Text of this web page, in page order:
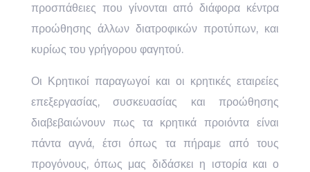
προσπάθειες που γίνονται από διάφορα κέντρα
προώθησης άλλων διατροφικών προτύπων, και
κυρίως του γρήγορου φαγητού.
Οι Κρητικοί παραγωγοί και οι κρητικές εταιρείες
επεξεργασίας, συσκευασίας και προώθησης
διαβεβαιώνουν πως τα κρητικά προιόντα είναι
πάντα αγνά, έτσι όπως τα πήραμε από τους
προγόνους, όπως μας διδάσκει η ιστορία και ο